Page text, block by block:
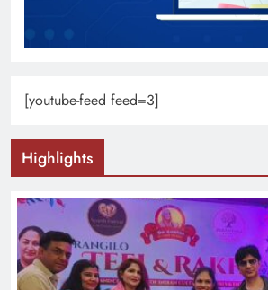
[youtube-feed feed=3]
Highlights